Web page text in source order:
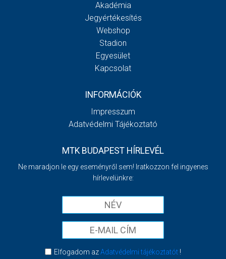
Akadémia
Jegyértékesítés
Webshop
Stadion
Egyesület
Kapcsolat
INFORMÁCIÓK
Impresszum
Adatvédelmi Tájékoztató
MTK BUDAPEST HÍRLEVÉL
Ne maradjon le egy eseményről sem! Iratkozzon fel ingyenes
hírlevelünkre:
Elfogadom azAdatvédelmi tájékoztatót!